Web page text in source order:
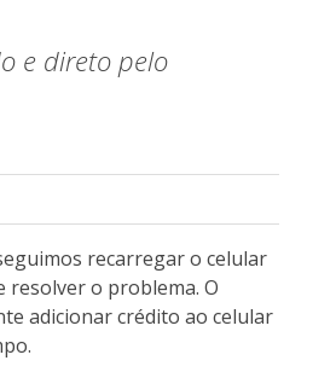
e direto pelo
recarregar o celular
resolver o problema. O
adicionar crédito ao celular